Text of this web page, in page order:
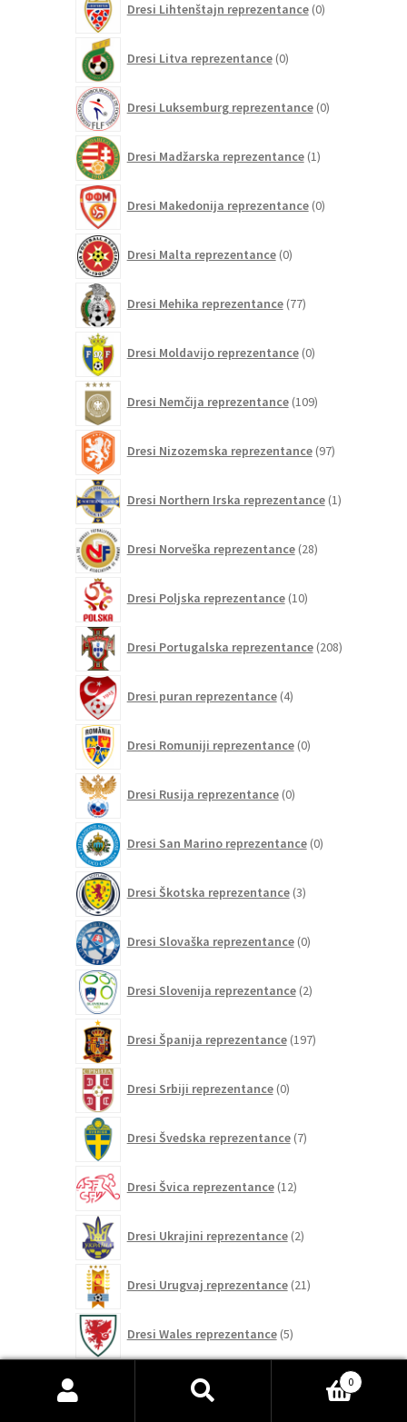
Dresi Lihtenštajn reprezentance 0izdelkov
Dresi Litva reprezentance 0izdelkov
Dresi Luksemburg reprezentance 0izdelkov
Dresi Madžarska reprezentance 1izdelek
Dresi Makedonija reprezentance 0izdelkov
Dresi Malta reprezentance 0izdelkov
Dresi Mehika reprezentance 77izdelkov
Dresi Moldavijo reprezentance 0izdelkov
Dresi Nemčija reprezentance 109izdelkov
Dresi Nizozemska reprezentance 97izdelkov
Dresi Northern Irska reprezentance 1izdelek
Dresi Norveška reprezentance 28izdelkov
Dresi Poljska reprezentance 10izdelkov
Dresi Portugalska reprezentance 208izdelkov
Dresi puran reprezentance 4izdelki
Dresi Romuniji reprezentance 0izdelkov
Dresi Rusija reprezentance 0izdelkov
Dresi San Marino reprezentance 0izdelkov
Dresi Škotska reprezentance 3izdelki
Dresi Slovaška reprezentance 0izdelkov
Dresi Slovenija reprezentance 2izdelka
Dresi Španija reprezentance 197izdelkov
Dresi Srbiji reprezentance 0izdelkov
Dresi Švedska reprezentance 7izdelkov
Dresi Švica reprezentance 12izdelkov
Dresi Ukrajini reprezentance 2izdelka
Dresi Urugvaj reprezentance 21izdelkov
Dresi Wales reprezentance 5izdelkov
Dresi Združene države reprezentance 26
26
izdelkov
0